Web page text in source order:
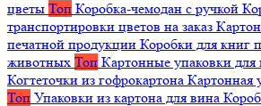
цветы Топ Коробка-чемодан с ручкой
транспортировки цветов на заказ
печатной продукции Коробки для книг
животных Топ Картонные упаковки
Когтеточки из гофрокартона Картонная
Топ Упаковки из картона для вина